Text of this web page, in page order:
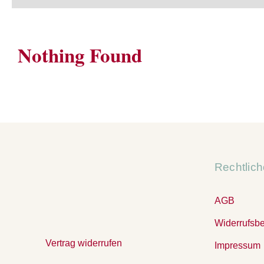
Nothing Found
Vertrag widerrufen
AGB
Impressum